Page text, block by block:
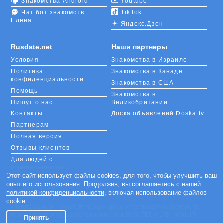
Rusdate.net
Условия
Политика
конфиденциальности
Помощь
Пишут о нас
Контакты
Партнерам
Полная версия
Отзывы клиентов
Для людей с
возможностями
Languages
Чат бот знакомств
Елена
TikTok
Яндекс.Дзен
Наши партнеры
Знакомства в Израиле
Знакомства в Канаде
Знакомства в США
Знакомства в
Великобритании
Доска объявлений Doska.tv
принадлежит и управляется компанией DABLTECH LTD, Maklef 5,
Этот сайт использует файлы cookies, для того, чтобы улучшить ваш
опыт его использования. Продолжив, вы соглашаетесь с нашей
политикой конфиденциальности, включая использование файлов
cookie.
Принять